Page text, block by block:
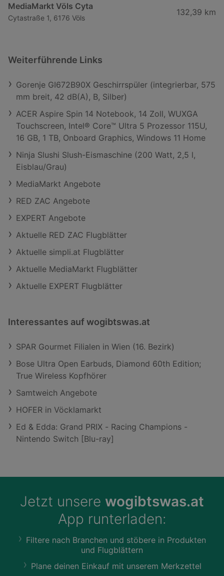
MediaMarkt Völs Cyta
Cytastraße 1, 6176 Völs
132,39 km
Weiterführende Links
Gorenje GI672B90X Geschirrspüler (integrierbar, 575
mm breit, 42 dB(A), B, Silber)
ACER Aspire Spin 14 Notebook, 14 Zoll, WUXGA
Touchscreen, Intel® Core™ Ultra 5 Prozessor 115U,
16 GB, 1 TB, Onboard Graphics, Windows 11 Home
Ninja Slushi Slush-Eismaschine (200 Watt, 2,5 l,
Eisblau/Grau)
MediaMarkt Angebote
RED ZAC Angebote
EXPERT Angebote
Aktuelle RED ZAC Flugblätter
Aktuelle simpli.at Flugblätter
Aktuelle MediaMarkt Flugblätter
Aktuelle EXPERT Flugblätter
Interessantes auf wogibtswas.at
SPAR Gourmet Filialen in Wien (16. Bezirk)
Bose Ultra Open Earbuds, Diamond 60th Edition;
True Wireless Kopfhörer
Samtweich Angebote
HOFER in Vöcklamarkt
Ed & Edda: Grand PRIX - Racing Champions -
Nintendo Switch [Blu-ray]
Jetzt unsere wogibtswas.at
App runterladen:
Filtere nach Branchen und stöbere in Produkten
und Flugblättern
Plane deinen Einkauf mit unserem Merkzettel